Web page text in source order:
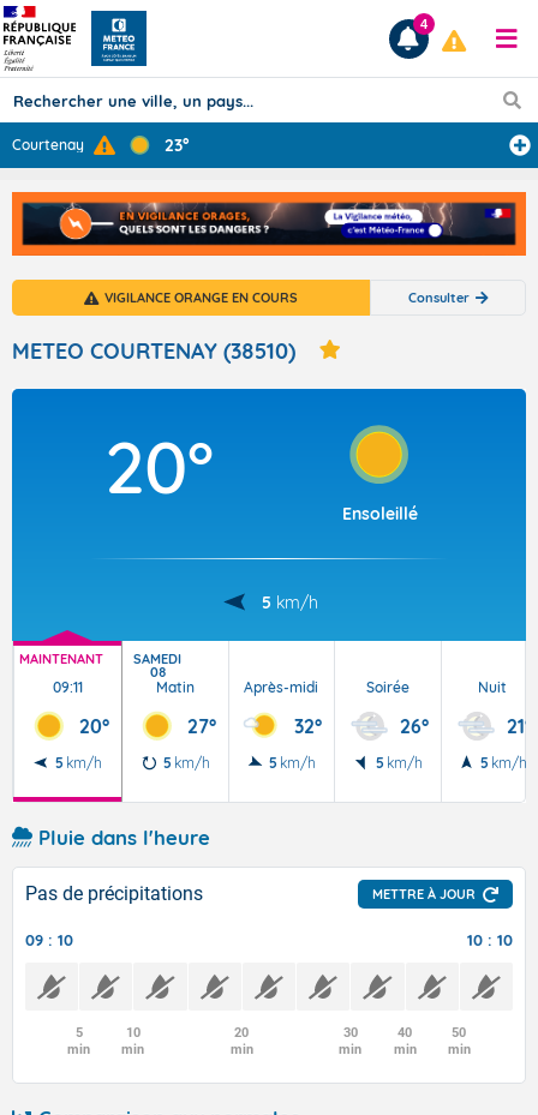
Prévisions
TOUS LES RÉSULTATS
Articles
4
Courtenay 23°
VIGILANCE ORANGE EN COURS Consulter
METEO COURTENAY (38510)
20°
Ensoleillé
5 km/h
MAINTENANT
09:11
20°
5 km/h
SAMEDI
08
Matin
27°
5 km/h
Après-midi
32°
5 km/h
Soirée
26°
5 km/h
Nuit
21°
5 km/h
Pluie dans l'heure
Pas de précipitations METTRE À JOUR
09 : 10 10 : 10
5
min
10
min
20
min
30
min
40
min
50
min